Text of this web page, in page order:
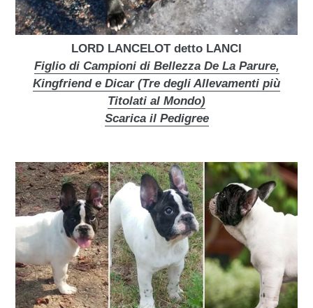
LORD LANCELOT detto LANCI
Figlio di Campioni di Bellezza De La Parure,
Kingfriend e Dicar (Tre degli Allevamenti più
Titolati al Mondo)
Scarica il Pedigree